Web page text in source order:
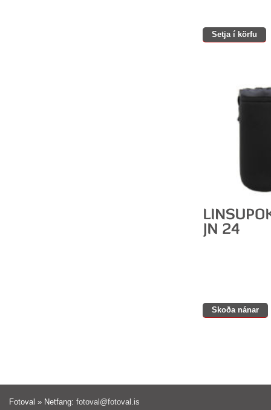
Setja í körfu
Skoða nánar
Fotoval » Netfang: fotoval@fotoval.is